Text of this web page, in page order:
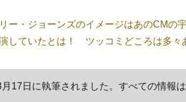
ー・ジョーンズのイメージはあのCMの
していたとは！ ツッコミどころは多々
17日に執筆されました。すべての情報は